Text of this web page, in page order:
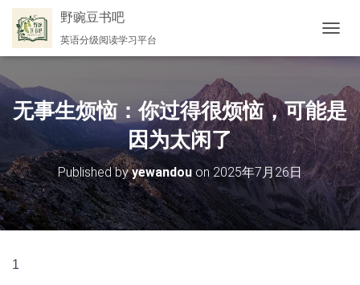
野豌豆书吧
英语分级阅读学习平台
换
无事生烦恼：你过得很烦恼，可能是
因为太闲了
Published byyewandou on2025年7月26日
1